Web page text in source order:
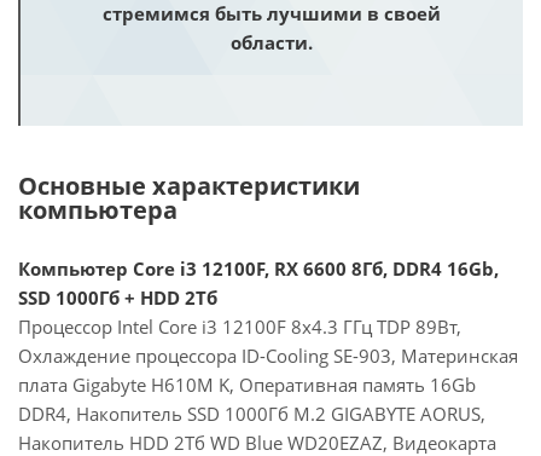
стремимся быть лучшими в своей
области.
Основные характеристики
компьютера
Компьютер Core i3 12100F, RX 6600 8Гб, DDR4 16Gb,
SSD 1000Гб + HDD 2Тб
Процессор Intel Core i3 12100F 8x4.3 ГГц TDP 89Вт,
Охлаждение процессора ID-Cooling SE-903, Материнская
плата Gigabyte H610M K, Оперативная память 16Gb
DDR4, Накопитель SSD 1000Гб M.2 GIGABYTE AORUS,
Накопитель HDD 2Тб WD Blue WD20EZAZ, Видеокарта